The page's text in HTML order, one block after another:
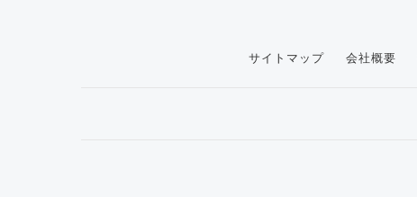
サイトマップ 会社概要